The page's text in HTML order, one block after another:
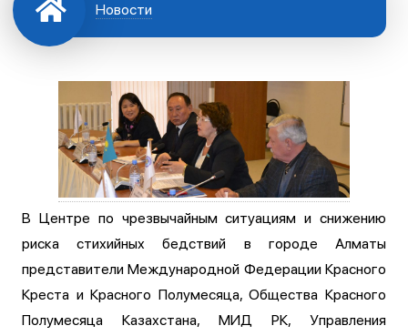
Новости
В Центре по чрезвычайным ситуациям и снижению
риска стихийных бедствий в городе Алматы
представители Международной Федерации Красного
Креста и Красного Полумесяца, Общества Красного
Полумесяца Казахстана, МИД РК, Управления